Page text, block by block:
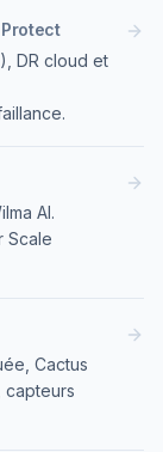
Protect
DR cloud et
AI.
Scale
Cactus
capteurs